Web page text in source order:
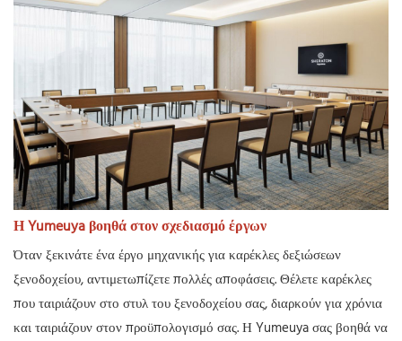
Η Yumeuya βοηθά στον σχεδιασμό έργων
Όταν ξεκινάτε ένα έργο μηχανικής για καρέκλες δεξιώσεων
ξενοδοχείου, αντιμετωπίζετε πολλές αποφάσεις. Θέλετε καρέκλες
που ταιριάζουν στο στυλ του ξενοδοχείου σας, διαρκούν για χρόνια
και ταιριάζουν στον προϋπολογισμό σας. Η Yumeuya σας βοηθά να